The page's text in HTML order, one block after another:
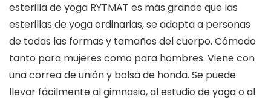
esterilla de yoga RYTMAT es más grande que las
esterillas de yoga ordinarias, se adapta a personas
de todas las formas y tamaños del cuerpo. Cómodo
tanto para mujeres como para hombres. Viene con
una correa de unión y bolsa de honda. Se puede
llevar fácilmente al gimnasio, al estudio de yoga o al